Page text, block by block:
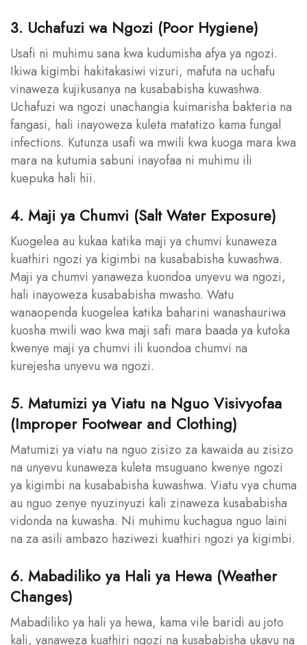
3. Uchafuzi wa Ngozi (Poor Hygiene)
Usafi ni muhimu sana kwa kudumisha afya ya ngozi.
Ikiwa kigimbi hakitakasiwi vizuri, mafuta na uchafu
vinaweza kujikusanya na kusababisha kuwashwa.
Uchafuzi wa ngozi unachangia kuimarisha bakteria na
fangasi, hali inayoweza kuleta matatizo kama fungal
infections. Kutunza usafi wa mwili kwa kuoga mara kwa
mara na kutumia sabuni inayofaa ni muhimu ili
kuepuka hali hii.
4. Maji ya Chumvi (Salt Water Exposure)
Kuogelea au kukaa katika maji ya chumvi kunaweza
kuathiri ngozi ya kigimbi na kusababisha kuwashwa.
Maji ya chumvi yanaweza kuondoa unyevu wa ngozi,
hali inayoweza kusababisha mwasho. Watu
wanaopenda kuogelea katika baharini wanashauriwa
kuosha mwili wao kwa maji safi mara baada ya kutoka
kwenye maji ya chumvi ili kuondoa chumvi na
kurejesha unyevu wa ngozi.
5. Matumizi ya Viatu na Nguo Visivyofaa
(Improper Footwear and Clothing)
Matumizi ya viatu na nguo zisizo za kawaida au zisizo
na unyevu kunaweza kuleta msuguano kwenye ngozi
ya kigimbi na kusababisha kuwashwa. Viatu vya chuma
au nguo zenye nyuzinyuzi kali zinaweza kusababisha
vidonda na kuwasha. Ni muhimu kuchagua nguo laini
na za asili ambazo haziwezi kuathiri ngozi ya kigimbi.
6. Mabadiliko ya Hali ya Hewa (Weather
Changes)
Mabadiliko ya hali ya hewa, kama vile baridi au joto
kali, yanaweza kuathiri ngozi na kusababisha ukavu na